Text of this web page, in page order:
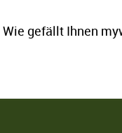
Wie gefällt Ihnen